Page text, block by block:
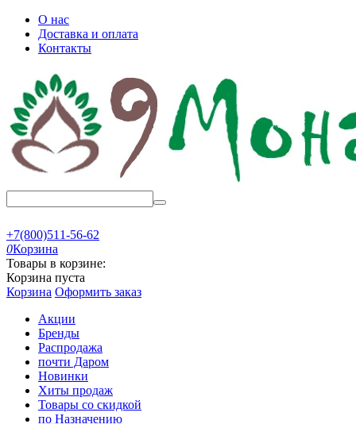
О нас
Доставка и оплата
Контакты
+7(800)511-56-62
0Корзина
Товары в корзине:
Корзина пуста
Корзина Оформить заказ
Акции
Бренды
Распродажа
почти Даром
Новинки
Хиты продаж
Товары со скидкой
по Назначению